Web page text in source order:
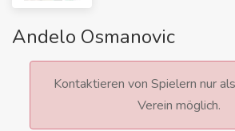
Andelo Osmanovic
Kontaktieren von Spielern nur
Verein möglich.